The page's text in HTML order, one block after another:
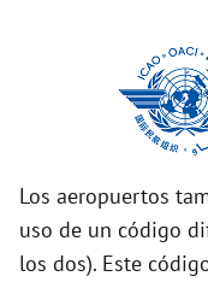
Los aeropuertos
uso de un código
los dos). Este